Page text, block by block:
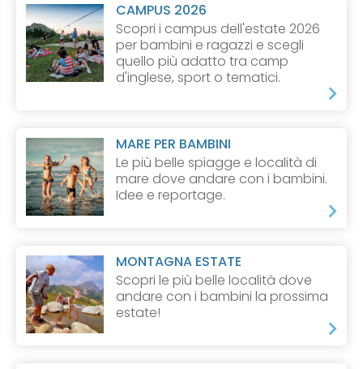
CAMPUS 2026
Scopri i campus dell'estate 2026
per bambini e ragazzi e scegli
quello più adatto tra camp
d'inglese, sport o tematici.
MARE PER BAMBINI
Le più belle spiagge e località di
mare dove andare con i bambini.
Idee e reportage.
MONTAGNA ESTATE
Scopri le più belle località dove
andare con i bambini la prossima
estate!